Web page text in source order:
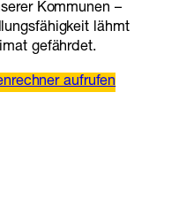
Kommunen –
lähmt
gefährdet.
aufrufen